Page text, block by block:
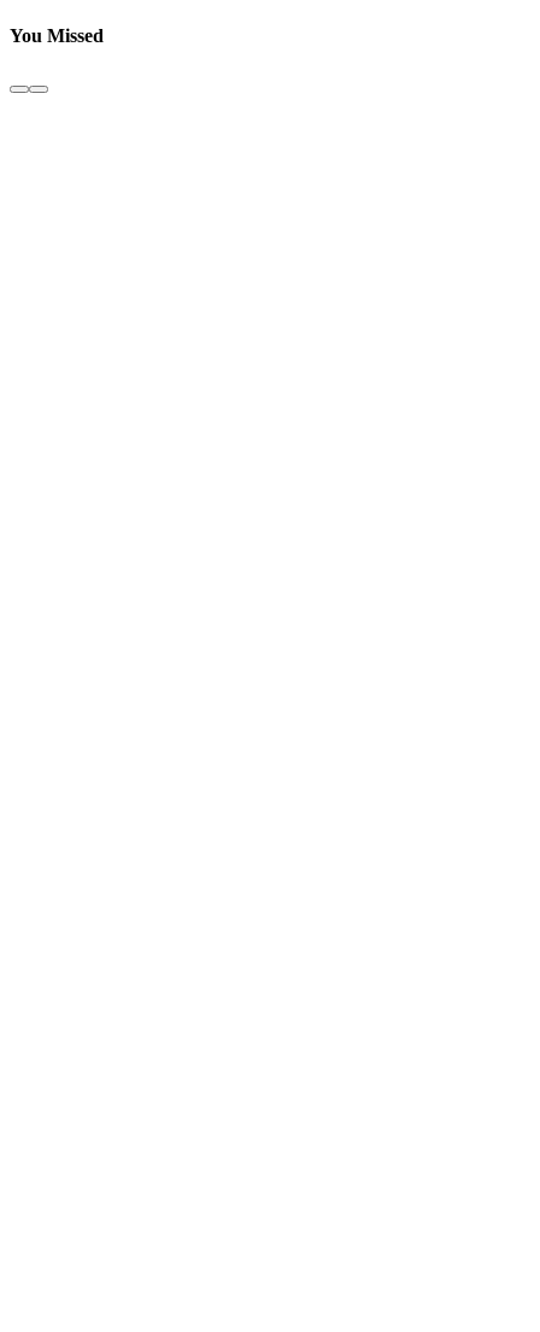
You Missed